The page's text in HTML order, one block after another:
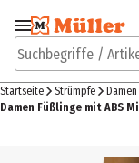
Zur Navigation
springen
Suchbegriffe /
Startseite Strümpfe Damen
Damen Füßlinge mit ABS